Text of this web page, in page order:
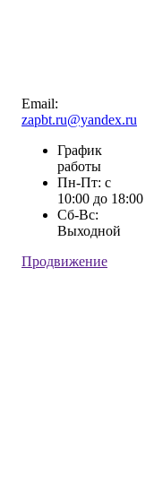
Email:
zapbt.ru@yandex.ru
График
работы
Пн-Пт: с
10:00 до 18:00
Сб-Вс:
Выходной
Продвижение